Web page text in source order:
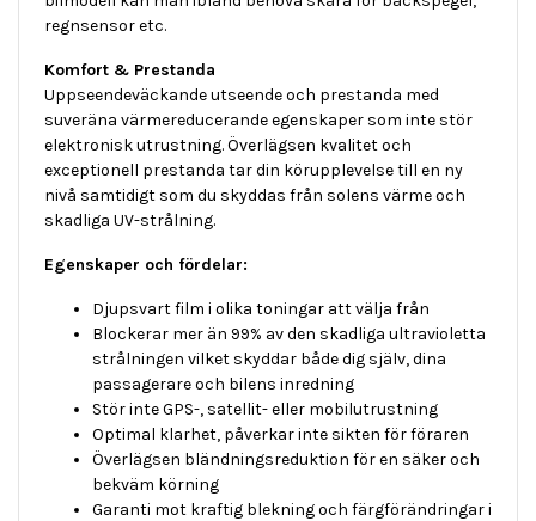
regnsensor etc.
Komfort & Prestanda
Uppseendeväckande utseende och prestanda med
suveräna värmereducerande egenskaper som inte stör
elektronisk utrustning. Överlägsen kvalitet och
exceptionell prestanda tar din körupplevelse till en ny
nivå samtidigt som du skyddas från solens värme och
skadliga UV-strålning.
Egenskaper och fördelar:
Djupsvart film i olika toningar att välja från
Blockerar mer än 99% av den skadliga ultravioletta
strålningen vilket skyddar både dig själv, dina
passagerare och bilens inredning
Stör inte GPS-, satellit- eller mobilutrustning
Optimal klarhet, påverkar inte sikten för föraren
Överlägsen bländningsreduktion för en säker och
bekväm körning
Garanti mot kraftig blekning och färgförändringar i